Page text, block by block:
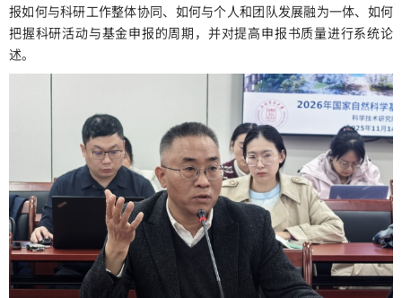
报如何与科研工作整体协同、如何与个人和团队发展融为一体、如何
把握科研活动与基金申报的周期，并对提高申报书质量进行系统论
述。